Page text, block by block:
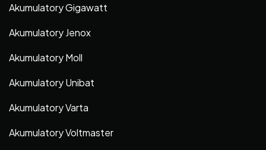
Akumulatory Gigawatt
Akumulatory Jenox
Akumulatory Moll
Akumulatory Unibat
Akumulatory Varta
Akumulatory Voltmaster